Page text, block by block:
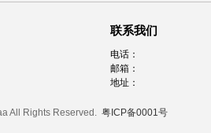
联系我们
电话：
邮箱：
地址：
All Rights Reserved. 粤ICP备0001号